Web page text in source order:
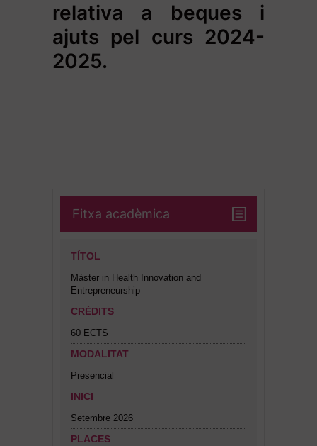
relativa a beques i
ajuts pel curs 2024-
2025.
Fitxa acadèmica
TÍTOL
Màster in Health Innovation and
Entrepreneurship
CRÈDITS
60 ECTS
MODALITAT
Presencial
INICI
Setembre 2026
PLACES